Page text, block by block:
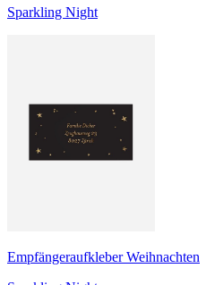
Sparkling Night
Empfängeraufkleber Weihnachten